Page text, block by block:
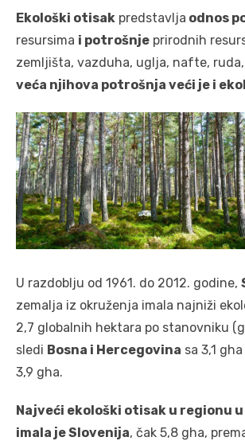
Ekološki otisak predstavlja odnos
resursima i potrošnje prirodnih
zemljišta, vazduha, uglja, nafte,
veća njihova potrošnja veći je i
U razdoblju od 1961. do 2012. godine,
zemalja iz okruženja imala najniži
2,7 globalnih hektara po stanovniku
sledi Bosna i Hercegovina sa 3,1 gha
3,9 gha.
Najveći ekološki otisak u regionu
imala je Slovenija, čak 5,8 gha,